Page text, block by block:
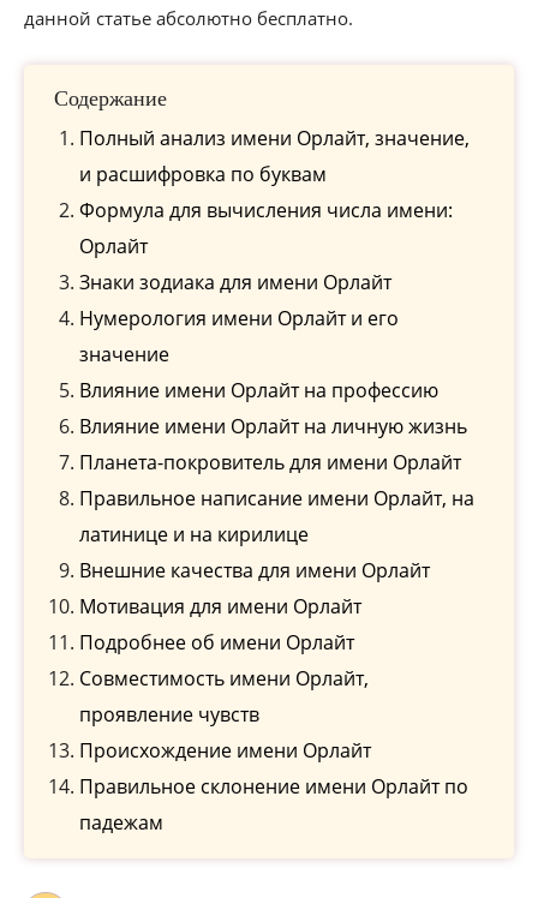
данной статье абсолютно бесплатно.
Содержание
Полный анализ имени Орлайт, значение,
и расшифровка по буквам
Формула для вычисления числа имени:
Орлайт
Знаки зодиака для имени Орлайт
Нумерология имени Орлайт и его
значение
Влияние имени Орлайт на профессию
Влияние имени Орлайт на личную жизнь
Планета-покровитель для имени Орлайт
Правильное написание имени Орлайт, на
латинице и на кирилице
Внешние качества для имени Орлайт
Мотивация для имени Орлайт
Подробнее об имени Орлайт
Совместимость имени Орлайт,
проявление чувств
Происхождение имени Орлайт
Правильное склонение имени Орлайт по
падежам